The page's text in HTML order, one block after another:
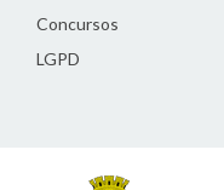
Concursos
LGPD